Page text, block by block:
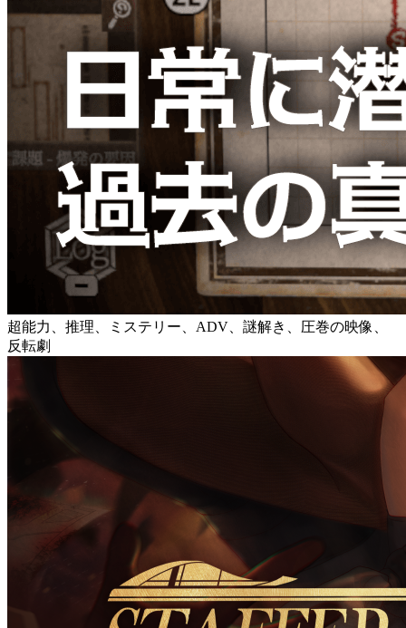
超能力、推理、ミステリー、ADV、謎解き、圧巻の映像、
反転劇